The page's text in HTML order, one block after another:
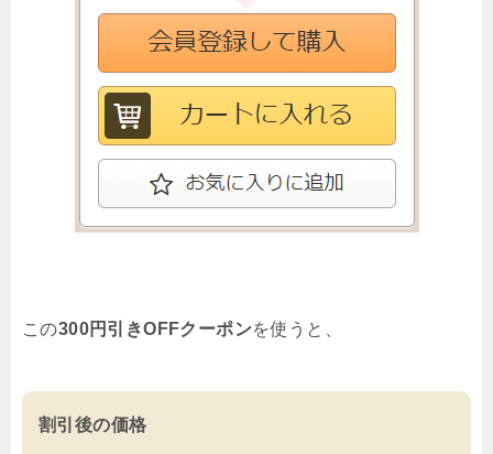
この300円引きOFFクーポンを使うと、
割引後の価格